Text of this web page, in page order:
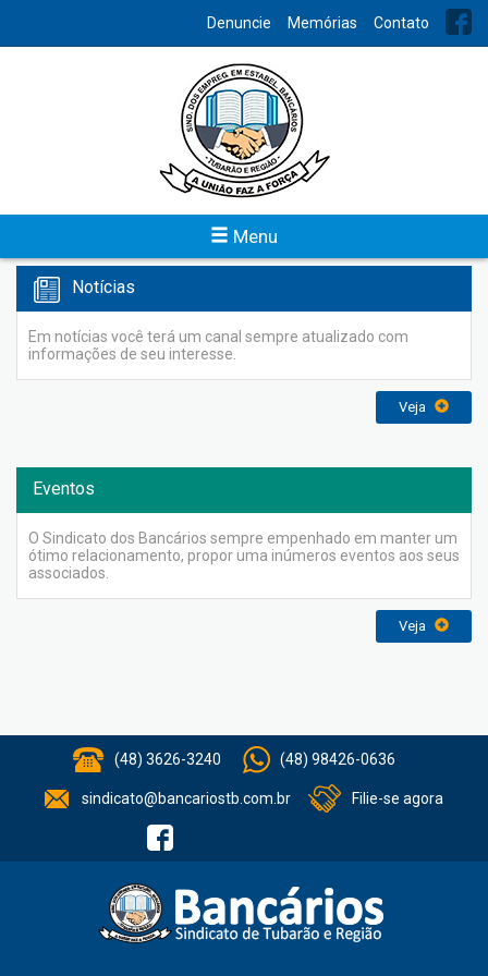
Denuncie Memórias Contato
Menu
Para obter mais informações ou enviar sugestões, entre em
contato conosco, teremos satisfação em atende-lo.
Notícias
Em notícias você terá um canal sempre atualizado com
informações de seu interesse.
Veja
Eventos
O Sindicato dos Bancários sempre empenhado em manter um
ótimo relacionamento, propor uma inúmeros eventos aos seus
associados.
Veja
(48) 3626-3240 (48) 98426-0636
sindicato@bancariostb.com.br Filie-se agora